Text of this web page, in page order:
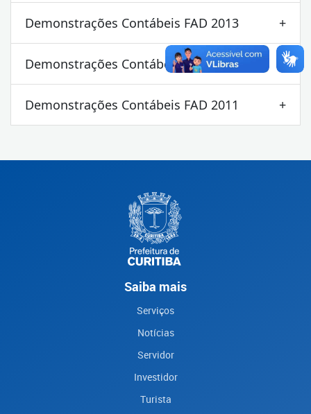
Demonstrações Contábeis FAD 2013
Demonstrações Contábeis FAD 2012
Demonstrações Contábeis FAD 2011
Saiba mais
Serviços
Notícias
Servidor
Investidor
Turista